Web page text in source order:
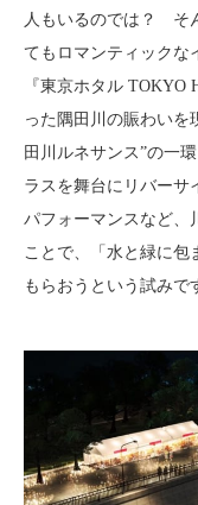
人もいるのでは？ そ
てもロマンティック
『東京ホタル TOKYO
った隅田川の賑わいを
田川ルネサンス”の一
ラスを舞台にリバーサ
パフォーマンスなど、
ことで、「水と緑に包
もらおうという試みで